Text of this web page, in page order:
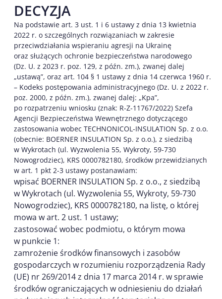
DECYZJA
Na podstawie art. 3 ust. 1 i 6 ustawy z dnia 13 kwietnia
2022 r. o szczególnych rozwiązaniach w zakresie
przeciwdziałania wspieraniu agresji na Ukrainę
oraz służących ochronie bezpieczeństwa narodowego
(Dz. U. z 2023 r. poz. 129, z późn. zm.), zwanej dalej
„ustawą”, oraz art. 104 § 1 ustawy z dnia 14 czerwca 1960 r.
– Kodeks postępowania administracyjnego (Dz. U. z 2022 r.
poz. 2000, z późn. zm.), zwanej dalej: „Kpa”,
po rozpatrzeniu wniosku (znak: R-Z-11767/2022) Szefa
Agencji Bezpieczeństwa Wewnętrznego dotyczącego
zastosowania wobec TECHNONICOL-INSULATION Sp. z o.o.
(obecnie: BOERNER INSULATION Sp. z o.o.), z siedzibą
w Wykrotach (ul. Wyzwolenia 55, Wykroty, 59-730
Nowogrodziec), KRS 0000782180, środków przewidzianych
w art. 1 pkt 2-3 ustawy postanawiam:
wpisać BOERNER INSULATION Sp. z o.o., z siedzibą
w Wykrotach (ul. Wyzwolenia 55, Wykroty, 59-730
Nowogrodziec), KRS 0000782180, na listę, o której
mowa w art. 2 ust. 1 ustawy;
zastosować wobec podmiotu, o którym mowa
w punkcie 1:
zamrożenie środków finansowych i zasobów
gospodarczych w rozumieniu rozporządzenia Rady
(UE) nr 269/2014 z dnia 17 marca 2014 r. w sprawie
środków ograniczających w odniesieniu do działań